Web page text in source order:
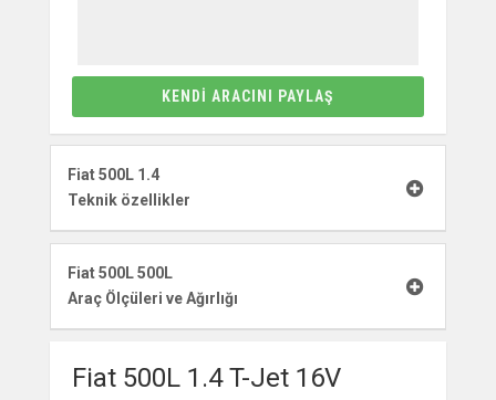
KENDI ARACINI PAYLAŞ
Fiat 500L 1.4
Teknik özellikler
Fiat 500L 500L
Araç Ölçüleri ve Ağırlığı
Fiat 500L 1.4 T-Jet 16V